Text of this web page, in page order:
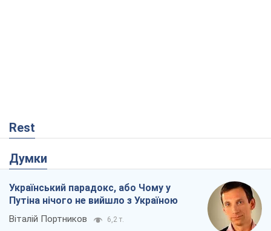
Rest
Думки
Український парадокс, або Чому у
Путіна нічого не вийшло з Україною
Віталій Портников 6,2 т.